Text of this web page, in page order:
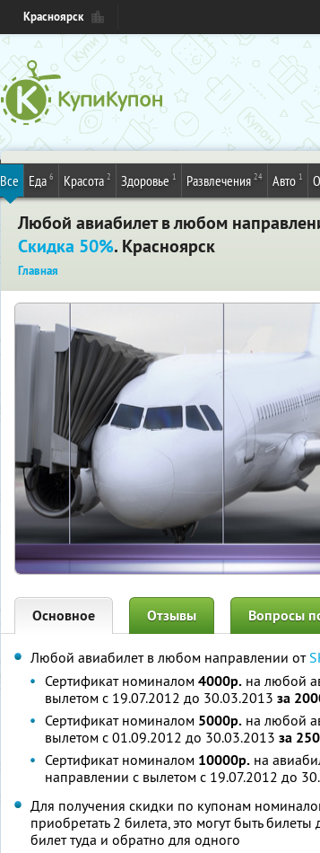
Красноярск
Все Еда 6 Красота 2 Здоровье 1 Развлечения 24 Авто 1
Любой авиабилет в любом
Скидка 50%. Красноярск
Главная
Основное Отзывы Вопросы
Любой авиабилет в любом направлении от
Сертификат номиналом 4000р. на любой
вылетом c 19.07.2012 до 30.03.2013 за
Сертификат номиналом 5000р. на любой
вылетом с 01.09.2012 до 30.03.2013 за
Сертификат номиналом 10000р. на
направлении с вылетом c 19.07.2012 до
Для получения скидки по купонам
приобретать 2 билета, это могут быть
билет туда и обратно для одного